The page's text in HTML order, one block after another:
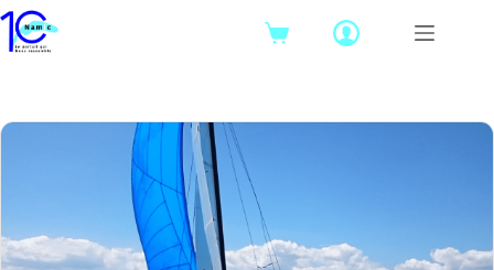
Passer
au
contenu
Panier